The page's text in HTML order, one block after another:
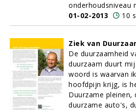
onderhoudsniveau
01-02-2013
10
Ziek van
De duurzaamheid
duurzaam duurt
woord is waarvan
hoofdpijn krijg, is
Duurzame pleinen,
duurzame auto's,